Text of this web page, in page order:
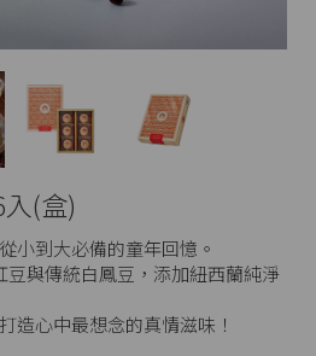
(盒)
小到大必備的童年回憶。
豆與傳統白鳳豆，添加紐西蘭純淨
造心中最想念的真情滋味！